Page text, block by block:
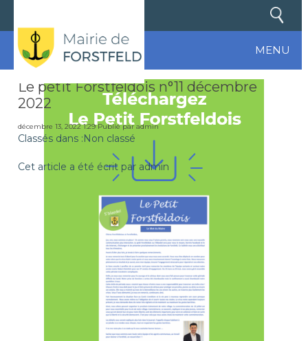
MENU
Le petit Forstfeldois n°11 décembre
2022
décembre 13, 2022 1:29Publié paradmin
Classés dans :Non classé
Cet article a été écrit par admin